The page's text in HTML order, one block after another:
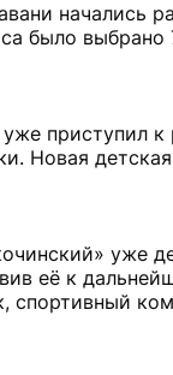
начались
было
приступил к
Новая
уже
её к
спортивный